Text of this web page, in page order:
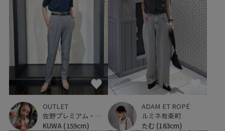
OUTLET
佐野プレミアム・アウトレット
KUWA (159cm)
ADAM ET ROPÉ
ルミネ有楽町
たむ (163cm)